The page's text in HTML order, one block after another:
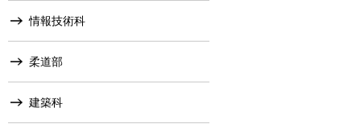
情報技術科
柔道部
建築科